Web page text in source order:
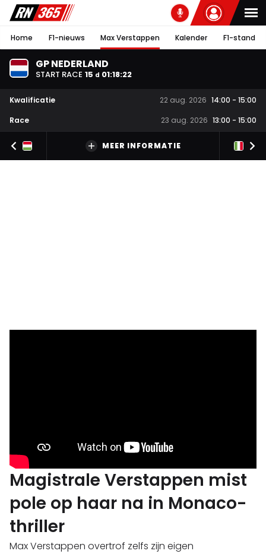
Home F1-nieuws Max Verstappen Kalender F1-stand
GP NEDERLAND
START RACE 15 d 01:18:21
Kwalificatie 22 aug. 2026 14:00 - 15:00
Race
23 aug. 2026 13:00 - 15:00
MEER INFORMATIE
Magistrale Verstappen mist
pole op haar na in Monaco-
thriller
Max Verstappen overtrof zelfs zijn eigen